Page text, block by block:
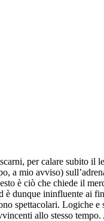
per calare subito il
a mio avviso)
è ciò che chiede il
dunque ininfluente ai
spettacolari. Logiche e
allo stesso